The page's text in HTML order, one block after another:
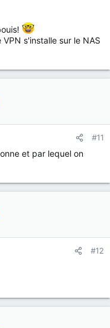
s'installe sur le NAS
#11
et par lequel on
#12